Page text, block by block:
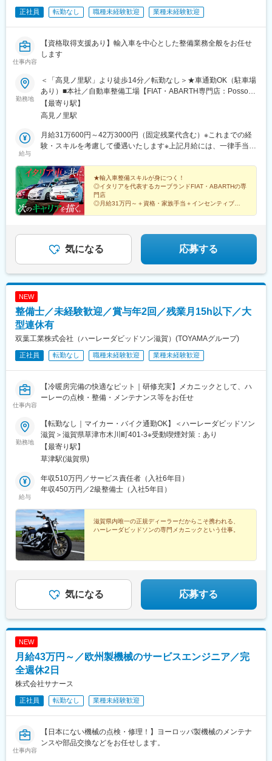
正社員 転勤なし 職種未経験歓迎 業種未経験歓迎
仕事内容
【資格取得支援あり】輸入車を中心とした整備業務全般をお任せ
します
勤務地
＜「高見ノ里駅」より徒歩14分／転勤なし＞★車通勤OK（駐車場
あり）■本社／自動車整備工場【FIAT・ABARTH専門店：Posso
Quattro（ポッソクワトロ）】大阪府松原市新堂5-82-1※受動喫煙
対策あり※転勤はありません【交通】近鉄南大阪線「高見ノ里駅」
【最寄り駅】
高見ノ里駅
給与
月給31万600円～42万3000円（固定残業代含む）※これまでの経
験・スキルを考慮して優遇いたします※上記月給には、一律手当
※固定残業代は、時間外労働の有無に関わらず8時間分を、月1万
3000円～1万5000円支給上記を超える時間外労働分は追加で支給
★輸入車整備スキルが身につく！
◎イタリアを代表するカーブランドFIAT・ABARTHの専
門店
◎月給31万円～＋資格・家族手当＋インセンティブ
気になる 応募する
NEW
整備士／未経験歓迎／賞与年2回／残業月15h以下／大
型連休有
双葉工業株式会社（ハーレーダビッドソン滋賀）(TOYAMAグループ)
正社員 転勤なし 職種未経験歓迎 業種未経験歓迎
仕事内容
【冷暖房完備の快適なピット｜研修充実】メカニックとして、ハ
ーレーの点検・整備・メンテナンス等をお任せ
勤務地
【転勤なし｜マイカー・バイク通勤OK】＜ハーレーダビッドソン
滋賀＞滋賀県草津市木川町401-3※受動喫煙対策：あり
【最寄り駅】
草津駅(滋賀県)
給与
年収510万円／サービス責任者（入社6年目）
年収450万円／2級整備士（入社5年目）
滋賀県内唯一の正規ディーラーだからこそ携われる、
ハーレーダビッドソンの専門メカニックという仕事。
気になる 応募する
NEW
月給43万円～／欧州製機械のサービスエンジニア／完
全週休2日
株式会社サナース
正社員 転勤なし 業種未経験歓迎
仕事内容
【日本にない機械の点検・修理！】ヨーロッパ製機械のメンテナ
ンスや部品交換などをお任せします。